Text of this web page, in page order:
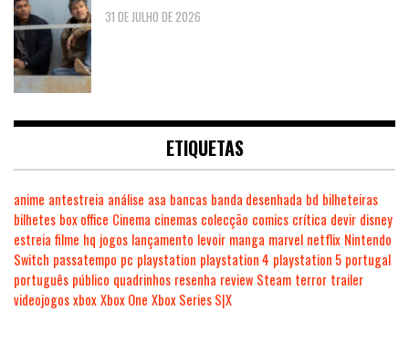
31 DE JULHO DE 2026
ETIQUETAS
anime antestreia análise asa bancas banda desenhada bd bilheteiras
bilhetes box office Cinema cinemas colecção comics crítica devir disney
estreia filme hq jogos lançamento levoir manga marvel netflix Nintendo
Switch passatempo pc playstation playstation 4 playstation 5 portugal
português público quadrinhos resenha review Steam terror trailer
videojogosxboxXbox One Xbox Series S|X